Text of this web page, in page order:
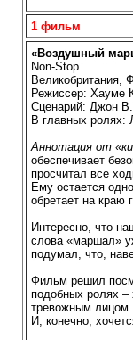
1 фильм
«Воздушный
Non-Stop
Великобритания,
Режиссер: Хауме
Сценарий: Джон
В главных
Аннотация от
обеспечивает
просчитал все
Ему остается
обретает на краю
Интересно, что
слова «маршал»
подумал, что,
Фильм решил
подобных ролях –
тревожным лицом.
И, конечно,